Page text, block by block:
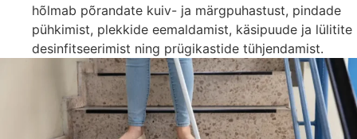
hõlmab põrandate kuiv- ja märgpuhastust, pindade
pühkimist, plekkide eemaldamist, käsipuude ja lülitite
desinfitseerimist ning prügikastide tühjendamist.